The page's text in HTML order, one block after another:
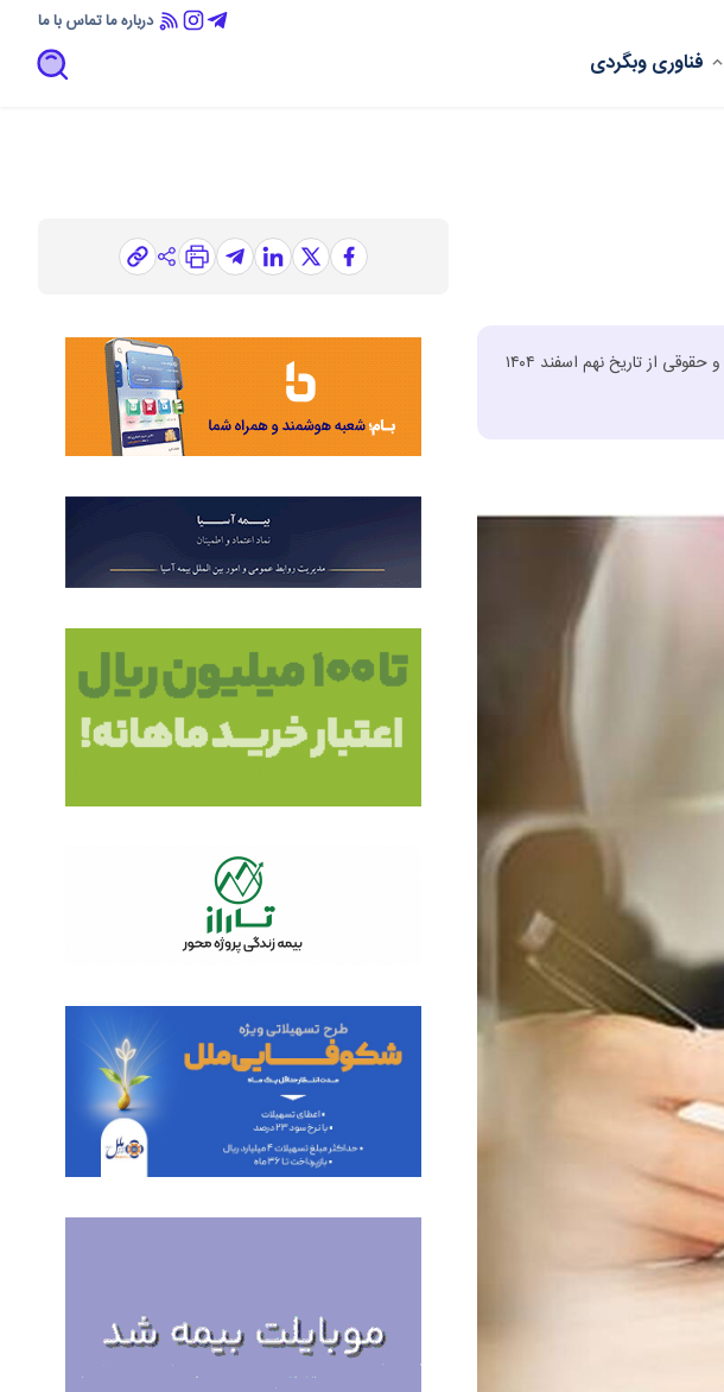
درباره ماتماس با ما
فناوریوبگردی
بانک اقتصادنوین محدودیت‌های ناشی از دارا بودن چک برگشتی مندرج در مواد ۵ و۲۱ مکرر قانون چک را برای اشخاص حقیقی و حقوقی از تاریخ نهم اسفند ۱۴۰۴